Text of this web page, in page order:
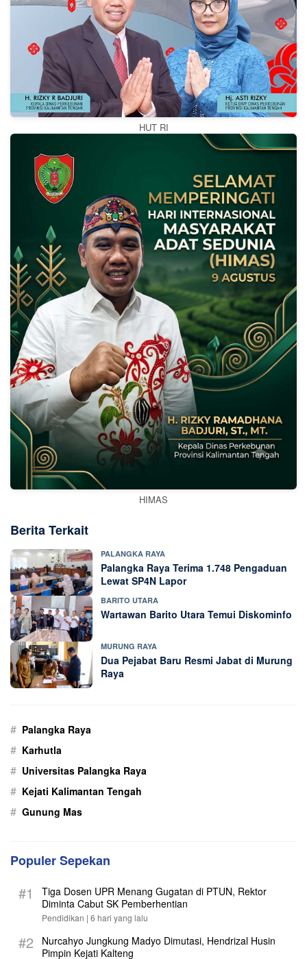
HUT RI
HIMAS
Berita Terkait
PALANGKA RAYA
Palangka Raya Terima 1.748 Pengaduan
Lewat SP4N Lapor
BARITO UTARA
Wartawan Barito Utara Temui Diskominfo
MURUNG RAYA
Dua Pejabat Baru Resmi Jabat di Murung
Raya
# Palangka Raya
# Karhutla
# Universitas Palangka Raya
# Kejati Kalimantan Tengah
# Gunung Mas
Populer Sepekan
#1
Tiga Dosen UPR Menang Gugatan di PTUN, Rektor
Diminta Cabut SK Pemberhentian
Pendidikan | 6 hari yang lalu
#2
Nurcahyo Jungkung Madyo Dimutasi, Hendrizal Husin
Pimpin Kejati Kalteng